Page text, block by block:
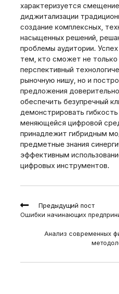
характеризуется
диджитализации
создание комплексных,
насыщенных решений,
проблемы аудитории.
тем, кто сможет не
перспективный
рыночную нишу, но и
предложения
обеспечить безупречный
демонстрировать
меняющейся цифровой
принадлежит гибридным
предметные знания
эффективным
цифровых инструментов.
Read
more
articles
Предыдущий пост
Ошибки начинающих
Анализ современных